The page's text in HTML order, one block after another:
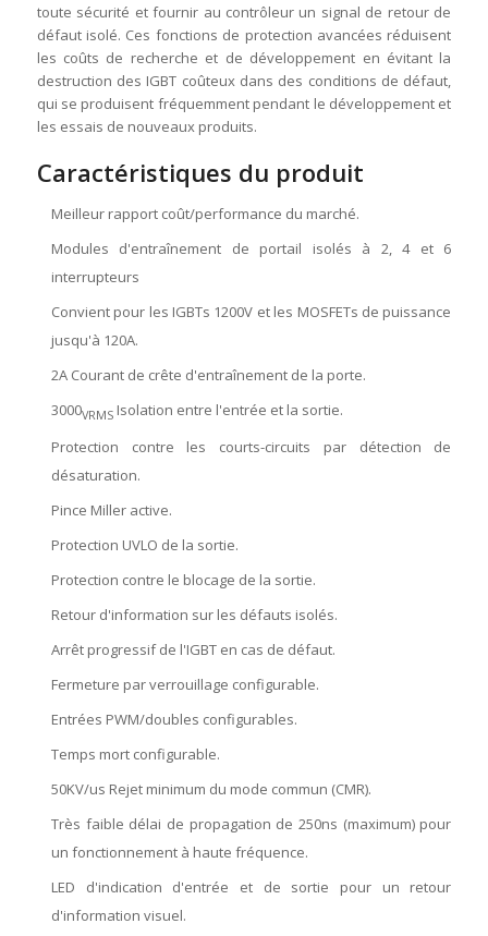
toute sécurité et fournir au contrôleur un signal de retour de
défaut isolé. Ces fonctions de protection avancées réduisent
les coûts de recherche et de développement en évitant la
destruction des IGBT coûteux dans des conditions de défaut,
qui se produisent fréquemment pendant le développement et
les essais de nouveaux produits.
Caractéristiques du produit
Meilleur rapport coût/performance du marché.
Modules d'entraînement de portail isolés à 2, 4 et 6
interrupteurs
Convient pour les IGBTs 1200V et les MOSFETs de puissance
jusqu'à 120A.
2A Courant de crête d'entraînement de la porte.
3000VRMSIsolation entre l'entrée et la sortie.
Protection contre les courts-circuits par détection de
désaturation.
Pince Miller active.
Protection UVLO de la sortie.
Protection contre le blocage de la sortie.
Retour d'information sur les défauts isolés.
Arrêt progressif de l'IGBT en cas de défaut.
Fermeture par verrouillage configurable.
Entrées PWM/doubles configurables.
Temps mort configurable.
50KV/us Rejet minimum du mode commun (CMR).
Très faible délai de propagation de 250ns (maximum) pour
un fonctionnement à haute fréquence.
LED d'indication d'entrée et de sortie pour un retour
d'information visuel.